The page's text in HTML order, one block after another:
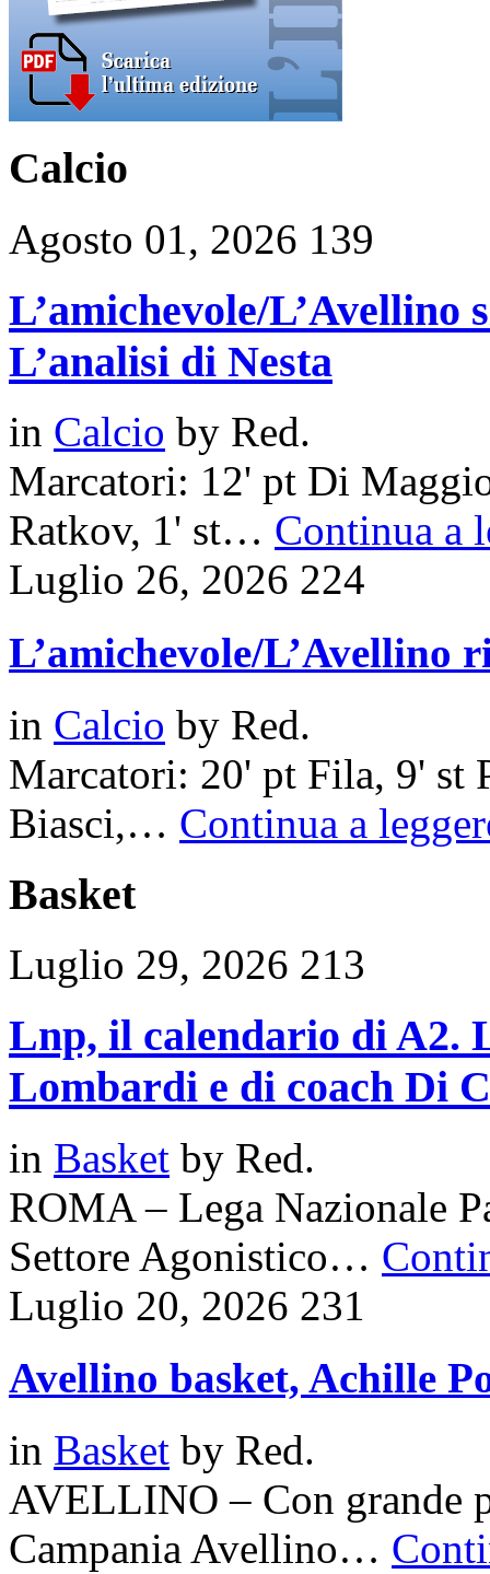
Calcio
Agosto 01, 2026 139
L’amichevole/L’Avellino
L’analisi di Nesta
in Calcio by Red.
Marcatori: 12' pt Di
Ratkov, 1' st… Continua a
Luglio 26, 2026 224
L’amichevole/L’Avellino
in Calcio by Red.
Marcatori: 20' pt Fila, 9' st
Biasci,… Continua a
Basket
Luglio 29, 2026 213
Lnp, il calendario di A2.
Lombardi e di coach Di
in Basket by Red.
ROMA – Lega Nazionale
Settore Agonistico…
Luglio 20, 2026 231
Avellino basket, Achille
in Basket by Red.
AVELLINO – Con grande
Campania Avellino…